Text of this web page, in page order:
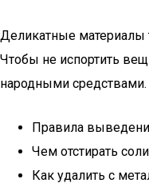
Деликатные материалы
Чтобы не испортить
народными средствами.
Правила
Чем отстирать
Как удалить с